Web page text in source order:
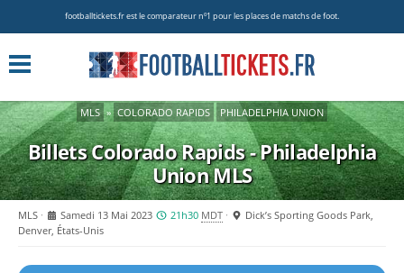
footballtickets.fr est le comparateur nº1 pour les places de matchs de foot.
MLS » COLORADO RAPIDS PHILADELPHIA UNION
Billets Colorado Rapids - Philadelphia
UnionMLS
MLS Samedi 13 Mai 2023 21h30 MDT
Dick’s Sporting Goods Park,
Denver, États-Unis